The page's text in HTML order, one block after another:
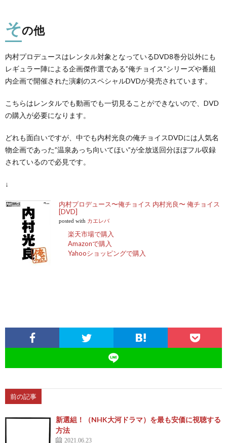
その他
内村プロデュースはレンタル対象となっているDVD8巻分以外にも
レギュラー陣による企画傑作選である”俺チョイス”シリーズや番組
内企画で開催された演劇のスペシャルDVDが発売されています。
こちらはレンタルでも動画でも一切見ることができないので、DVD
の購入が必要になります。
どれも面白いですが、中でも内村光良の俺チョイスDVDには人気名
物企画であった”温泉あっち向いてほい”が全放送回分ほぼフル収録
されているので必見です。
↓
内村プロデュース〜俺チョイス 内村光良〜 俺チョイス
[DVD]
posted with カエレバ
楽天市場で購入
Amazonで購入
Yahooショッピングで購入
前の記事
新選組！（NHK大河ドラマ）を最も安価に視聴する
方法
2021.06.23